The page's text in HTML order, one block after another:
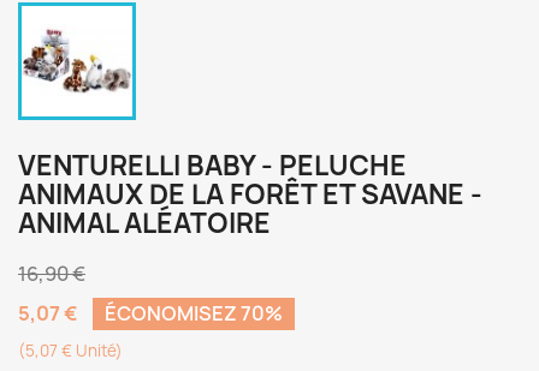
VENTURELLI BABY - PELUCHE
ANIMAUX DE LA FORÊT ET SAVANE -
ANIMAL ALÉATOIRE
16,90 €
5,07 €
ÉCONOMISEZ 70%
(5,07 € Unité)